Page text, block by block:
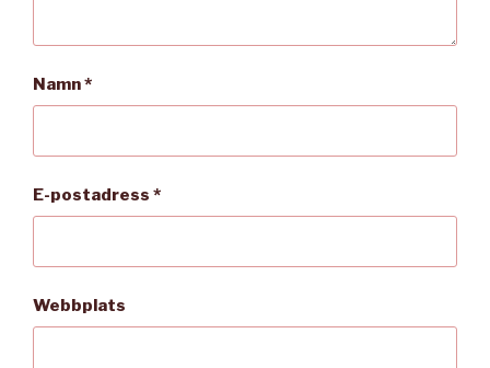
Namn*
E-postadress *
Webbplats